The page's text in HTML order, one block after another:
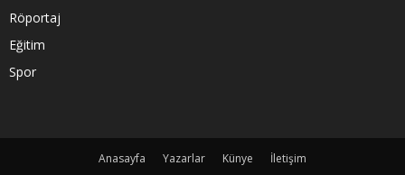
Röportaj
Eğitim
Spor
Anasayfa Yazarlar Künye
İletişim